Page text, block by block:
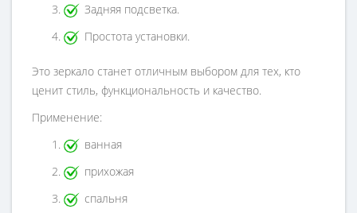
Задняя подсветка.
Простота установки.
Это зеркало станет отличным выбором для тех, кто
ценит стиль, функциональность и качество.
Применение:
ванная
прихожая
спальня